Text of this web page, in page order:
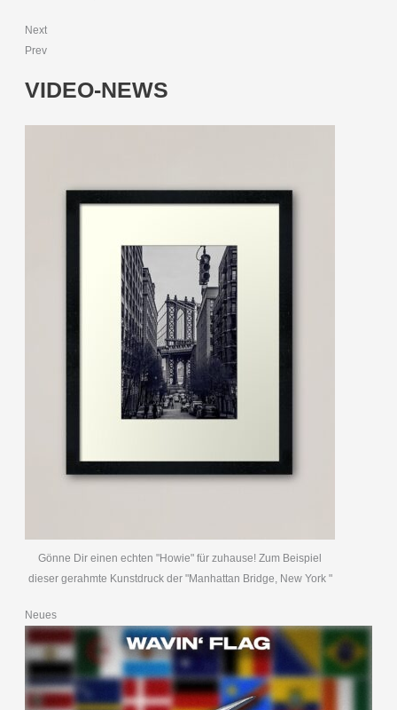
Next
Prev
VIDEO-NEWS
Gönne Dir einen echten "Howie" für zuhause! Zum Beispiel
dieser gerahmte Kunstdruck der "Manhattan Bridge, New York "
Neues